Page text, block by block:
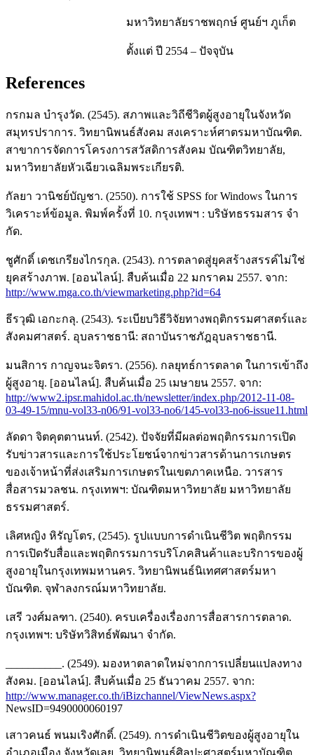
มหาวิทยาลัยราชพฤกษ์ ศูนย์ฯ ภูเก็ต
ตั้งแต่ ปี 2554 – ปัจจุบัน
References
กรกมล บำรุงวัด. (2545). สภาพและวิถีชีวิตผู้สูงอายุในจังหวัด
สมุทรปราการ. วิทยานิพนธ์สังคม สงเคราะห์ศาตรมหาบัณฑิต.
สาขาการจัดการโครงการสวัสดิการสังคม บัณฑิตวิทยาลัย,
มหาวิทยาลัยหัวเฉียวเฉลิมพระเกียรติ.
กัลยา วานิชย์บัญชา. (2550). การใช้ SPSS for Windows ในการ
วิเคราะห์ข้อมูล. พิมพ์ครั้งที่ 10. กรุงเทพฯ : บริษัทธรรมสาร จํา
กัด.
ชูศักดิ์ เดชเกรียงไกรกุล. (2543). การตลาดสู่ยุคสร้างสรรค์ไม่ใช่
ยุคสร้างภาพ. [ออนไลน์]. สืบค้นเมื่อ 22 มกราคม 2557. จาก:
http://www.mga.co.th/viewmarketing.php?id=64
ธีรวุฒิ เอกะกลุ. (2543). ระเบียบวิธีวิจัยทางพฤติกรรมศาสตร์และ
สังคมศาสตร์. อุบลราชธานี: สถาบันราชภัฎอุบลราชธานี.
มนสิการ กาญจนะจิตรา. (2556). กลยุทธ์การตลาด ในการเข้าถึง
ผู้สูงอายุ. [ออนไลน์]. สืบค้นเมื่อ 25 เมษายน 2557. จาก:
http://www2.ipsr.mahidol.ac.th/newsletter/index.php/2012-11-08-
03-49-15/mnu-vol33-n06/91-vol33-no6/145-vol33-no6-issue11.html
ลัดดา จิตคุตตานนท์. (2542). ปัจจัยที่มีผลต่อพฤติกรรมการเปิด
รับข่าวสารและการใช้ประโยชน์จากข่าวสารด้านการเกษตร
ของเจ้าหน้าที่ส่งเสริมการเกษตรในเขตภาคเหนือ. วารสาร
สื่อสารมวลชน. กรุงเทพฯ: บัณฑิตมหาวิทยาลัย มหาวิทยาลัย
ธรรมศาสตร์.
เลิศหญิง หิรัญโตร, (2545). รูปแบบการดำเนินชีวิต พฤติกรรม
การเปิดรับสื่อและพฤติกรรมการบริโภคสินค้าและบริการของผู้
สูงอายุในกรุงเทพมหานคร. วิทยานิพนธ์นิเทศศาสตร์มหา
บัณฑิต. จุฬาลงกรณ์มหาวิทยาลัย.
เสรี วงศ์มลฑา. (2540). ครบเครื่องเรื่องการสื่อสารการตลาด.
กรุงเทพฯ: บริษัทวิสิทธ์พัฒนา จำกัด.
__________. (2549). มองหาตลาดใหม่จากการเปลี่ยนแปลงทาง
สังคม. [ออนไลน์]. สืบค้นเมื่อ 25 ธันวาคม 2557. จาก:
http://www.manager.co.th/iBizchannel/ViewNews.aspx?
NewsID=9490000060197
เสาวคนธ์ พนมเริงศักดิ์. (2549). การดำเนินชีวิตของผู้สูงอายุใน